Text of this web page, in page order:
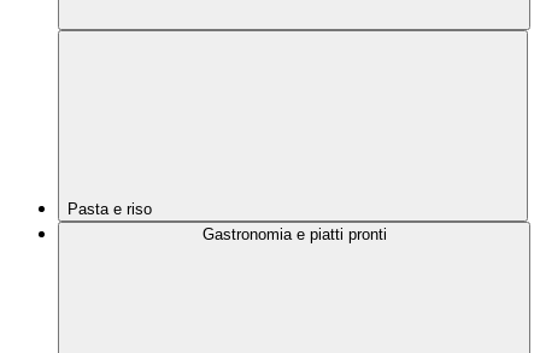
Pasta e riso
Gastronomia e piatti pronti